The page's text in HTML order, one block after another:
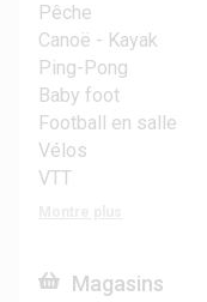
Pêche
Canoë - Kayak
Ping-Pong
Baby foot
Football en salle
Vélos
VTT
Magasins